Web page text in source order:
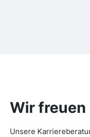
Wir freuen
Unsere